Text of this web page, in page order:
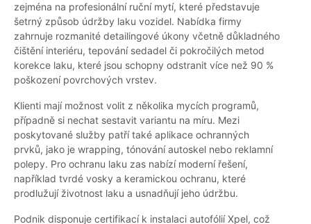
zejména na profesionální ruční mytí, které představuje
šetrný způsob údržby laku vozidel. Nabídka firmy
zahrnuje rozmanité detailingové úkony včetně důkladného
čištění interiéru, tepování sedadel či pokročilých metod
korekce laku, které jsou schopny odstranit více než 90 %
poškození povrchových vrstev.
Klienti mají možnost volit z několika mycích programů,
případně si nechat sestavit variantu na míru. Mezi
poskytované služby patří také aplikace ochranných
prvků, jako je wrapping, tónování autoskel nebo reklamní
polepy. Pro ochranu laku zas nabízí moderní řešení,
například tvrdé vosky a keramickou ochranu, které
prodlužují životnost laku a usnadňují jeho údržbu.
Podnik disponuje certifikací k instalaci autofólií Xpel, což